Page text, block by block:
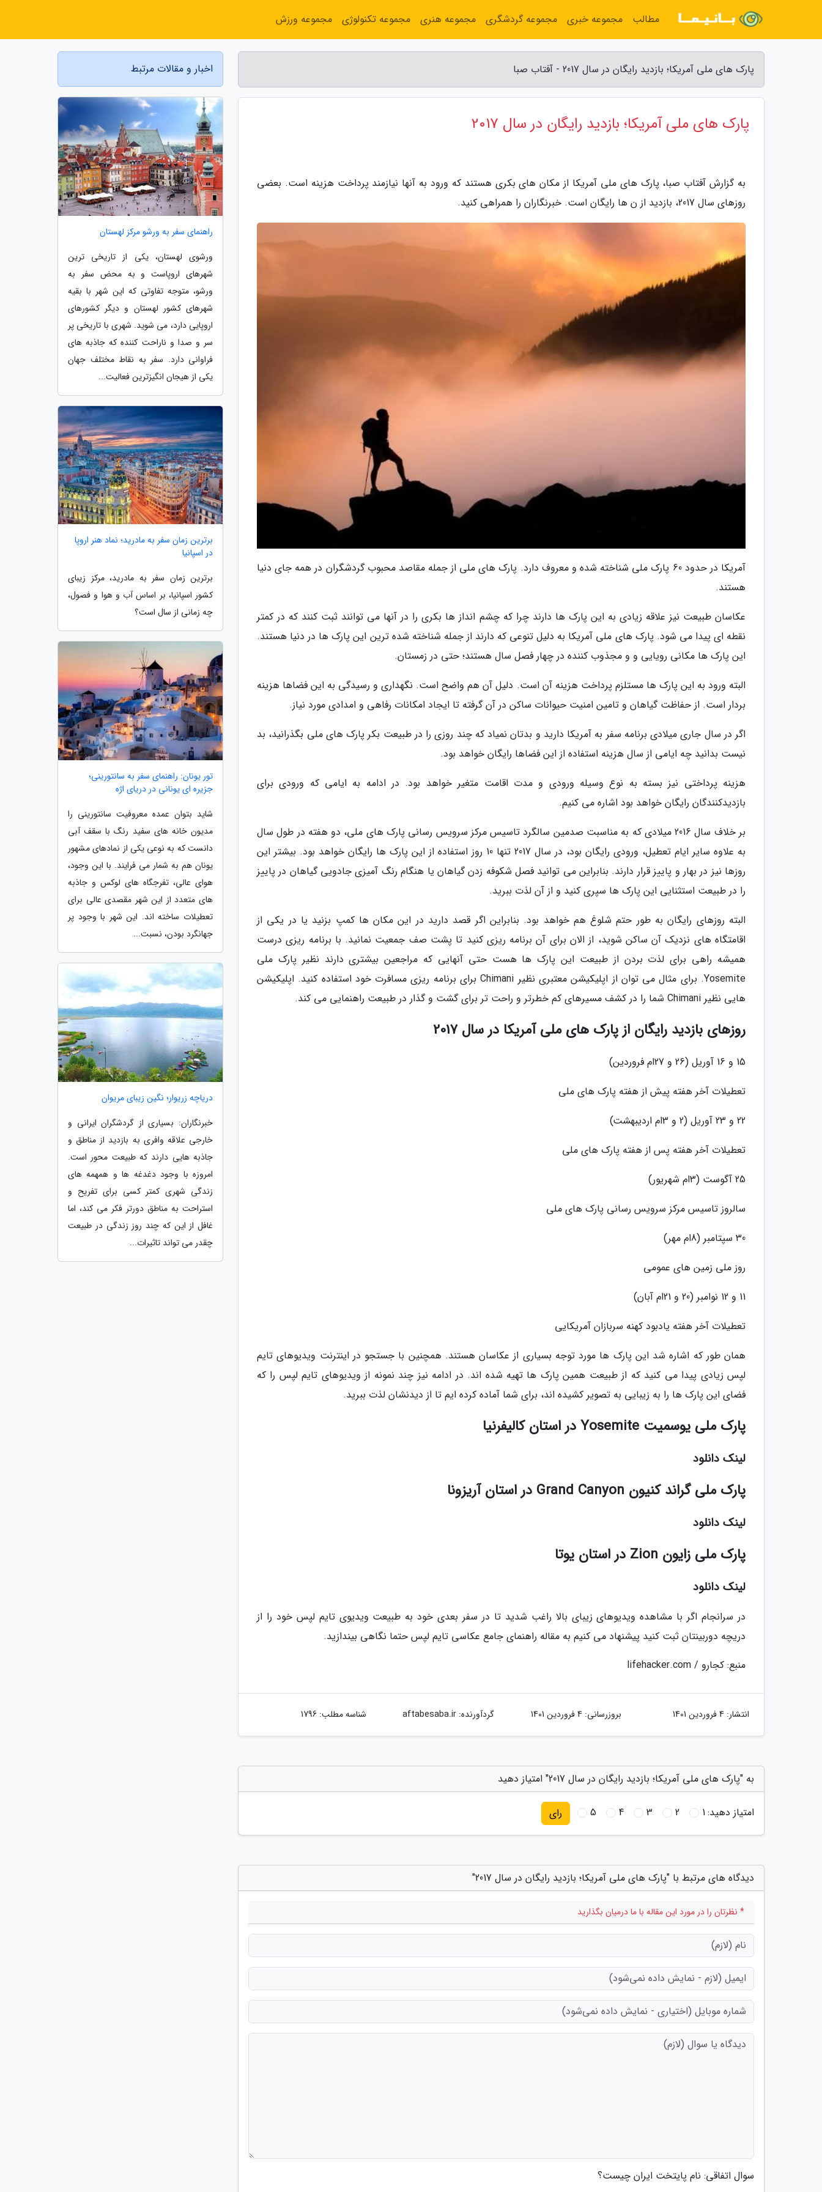
پارک های ملی آمریکا؛ بازدید رایگان در سال 2017 - آفتاب صبا
پارک های ملی آمریکا؛ بازدید رایگان در سال 2017
به گزارش آفتاب صبا، پارک های ملی آمریکا از مکان های بکری هستند که ورود به آنها نیازمند پرداخت هزینه است. بعضی
روزهای سال 2017، بازدید از ن ها رایگان است. خبرنگاران را همراهی کنید.
آمریکا در حدود 60 پارک ملی شناخته شده و معروف دارد. پارک های ملی از جمله مقاصد محبوب گردشگران در همه جای دنیا
هستند.
عکاسان طبیعت نیز علاقه زیادی به این پارک ها دارند چرا که چشم انداز ها بکری را در آنها می توانند ثبت کنند که در کمتر
نقطه ای پیدا می شود. پارک های ملی آمریکا به دلیل تنوعی که دارند از جمله شناخته شده ترین این پارک ها در دنیا هستند.
این پارک ها مکانی رویایی و و مجذوب کننده در چهار فصل سال هستند؛ حتی در زمستان.
البته ورود به این پارک ها مستلزم پرداخت هزینه آن است. دلیل آن هم واضح است. نگهداری و رسیدگی به این فضاها هزینه
بردار است. از حفاظت گیاهان و تامین امنیت حیوانات ساکن در آن گرفته تا ایجاد امکانات رفاهی و امدادی مورد نیاز.
اگر در سال جاری میلادی برنامه سفر به آمریکا دارید و بدتان نمیاد که چند روزی را در طبیعت بکر پارک های ملی بگذرانید، بد
نیست بدانید چه ایامی از سال هزینه استفاده از این فضاها رایگان خواهد بود.
هزینه پرداختی نیز بسته به نوع وسیله ورودی و مدت اقامت متغیر خواهد بود. در ادامه به ایامی که ورودی برای
بازدیدکنندگان رایگان خواهد بود اشاره می کنیم.
بر خلاف سال 2016 میلادی که به مناسبت صدمین سالگرد تاسیس مرکز سرویس رسانی پارک های ملی، دو هفته در طول سال
به علاوه سایر ایام تعطیل، ورودی رایگان بود، در سال 2017 تنها 10 روز استفاده از این پارک ها رایگان خواهد بود. بیشتر این
روزها نیز در بهار و پاییز قرار دارند. بنابراین می توانید فصل شکوفه زدن گیاهان یا هنگام رنگ آمیزی جادویی گیاهان در پاییز
را در طبیعت استثنایی این پارک ها سپری کنید و از آن لذت ببرید.
البته روزهای رایگان به طور حتم شلوغ هم خواهد بود. بنابراین اگر قصد دارید در این مکان ها کمپ بزنید یا در یکی از
اقامتگاه های نزدیک آن ساکن شوید، از الان برای آن برنامه ریزی کنید تا پشت صف جمعیت نمانید. با برنامه ریزی درست
همیشه راهی برای لذت بردن از طبیعت این پارک ها هست حتی آنهایی که مراجعین بیشتری دارند نظیر پارک ملی
Yosemite. برای مثال می توان از اپلیکیشن معتبری نظیر Chimani برای برنامه ریزی مسافرت خود استفاده کنید. اپلیکیشن
هایی نظیر Chimani شما را در کشف مسیرهای کم خطرتر و راحت تر برای گشت و گذار در طبیعت راهنمایی می کند.
روزهای بازدید رایگان از پارک های ملی آمریکا در سال 2017
15 و 16 آوریل (26 و 27ام فروردین)
تعطیلات آخر هفته پیش از هفته پارک های ملی
22 و 23 آوریل (2 و 3ام اردیبهشت)
تعطیلات آخر هفته پس از هفته پارک های ملی
25 آگوست (3ام شهریور)
سالروز تاسیس مرکز سرویس رسانی پارک های ملی
30 سپتامبر (8ام مهر)
روز ملی زمین های عمومی
11 و 12 نوامبر (20 و 21ام آبان)
تعطیلات آخر هفته یادبود کهنه سربازان آمریکایی
همان طور که اشاره شد این پارک ها مورد توجه بسیاری از عکاسان هستند. همچنین با جستجو در اینترنت ویدیوهای تایم
لپس زیادی پیدا می کنید که از طبیعت همین پارک ها تهیه شده اند. در ادامه نیز چند نمونه از ویدیوهای تایم لپس را که
فضای این پارک ها را به زیبایی به تصویر کشیده اند، برای شما آماده کرده ایم تا از دیدنشان لذت ببرید.
پارک ملی یوسمیت Yosemite در استان کالیفرنیا
لینک دانلود
پارک ملی گراند کنیون Grand Canyon در استان آریزونا
لینک دانلود
پارک ملی زایون Zion در استان یوتا
لینک دانلود
در سرانجام اگر با مشاهده ویدیوهای زیبای بالا راغب شدید تا در سفر بعدی خود به طبیعت ویدیوی تایم لپس خود را از
دریچه دوربینتان ثبت کنید پیشنهاد می کنیم به مقاله راهنمای جامع عکاسی تایم لپس حتما نگاهی بیندازید.
منبع: کجارو / lifehacker.com
انتشار: 4 فروردین 1401 بروزرسانی: 4 فروردین 1401 گردآورنده:aftabesaba.ir شناسه مطلب: 1796
به "پارک های ملی آمریکا؛ بازدید رایگان در سال 2017" امتیاز دهید
امتیاز دهید:1
2
3
4
5 رای
دیدگاه های مرتبط با "پارک های ملی آمریکا؛ بازدید رایگان در سال 2017"
* نظرتان را در مورد این مقاله با ما درمیان بگذارید
سوال اتفاقی: نام پایتخت ایران چیست؟
اخبار و مقالات مرتبط
راهنمای سفر به ورشو مرکز لهستان
ورشوی لهستان، یکی از تاریخی ترین
شهرهای اروپاست و به محض سفر به
ورشو، متوجه تفاوتی که این شهر با بقیه
شهرهای کشور لهستان و دیگر کشورهای
اروپایی دارد، می شوید. شهری با تاریخی پر
سر و صدا و ناراحت کننده که جاذبه های
فراوانی دارد. سفر به نقاط مختلف جهان
یکی از هیجان انگیزترین فعالیت...
برترین زمان سفر به مادرید؛ نماد هنر اروپا
در اسپانیا
برترین زمان سفر به مادرید، مرکز زیبای
کشور اسپانیا، بر اساس آب و هوا و فصول،
چه زمانی از سال است؟
تور یونان: راهنمای سفر به سانتورینی؛
جزیره ای یونانی در دریای اژه
شاید بتوان عمده معروفیت سانتورینی را
مدیون خانه های سفید رنگ با سقف آبی
دانست که به نوعی یکی از نمادهای مشهور
یونان هم به شمار می فرایند. با این وجود،
هوای عالی، تفرجگاه های لوکس و جاذبه
های متعدد از این شهر مقصدی عالی برای
تعطیلات ساخته اند. این شهر با وجود پر
جهانگرد بودن، نسبت...
دریاچه زریوار؛ نگین زیبای مریوان
خبرنگاران: بسیاری از گردشگران ایرانی و
خارجی علاقه وافری به بازدید از مناطق و
جاذبه هایی دارند که طبیعت محور است.
امروزه با وجود دغدغه ها و همهمه های
زندگی شهری کمتر کسی برای تفریح و
استراحت به مناطق دورتر فکر می کند، اما
غافل از این که چند روز زندگی در طبیعت
چقدر می تواند تاثیرات...
مطالب مجموعه خبری مجموعه گردشگری مجموعه هنری مجموعه تکنولوژی مجموعه ورزش